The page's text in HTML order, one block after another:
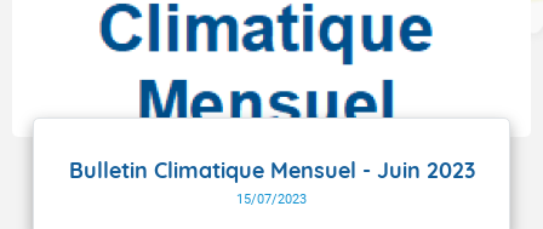
Bulletin Climatique Mensuel - Juin 2023
15/07/2023